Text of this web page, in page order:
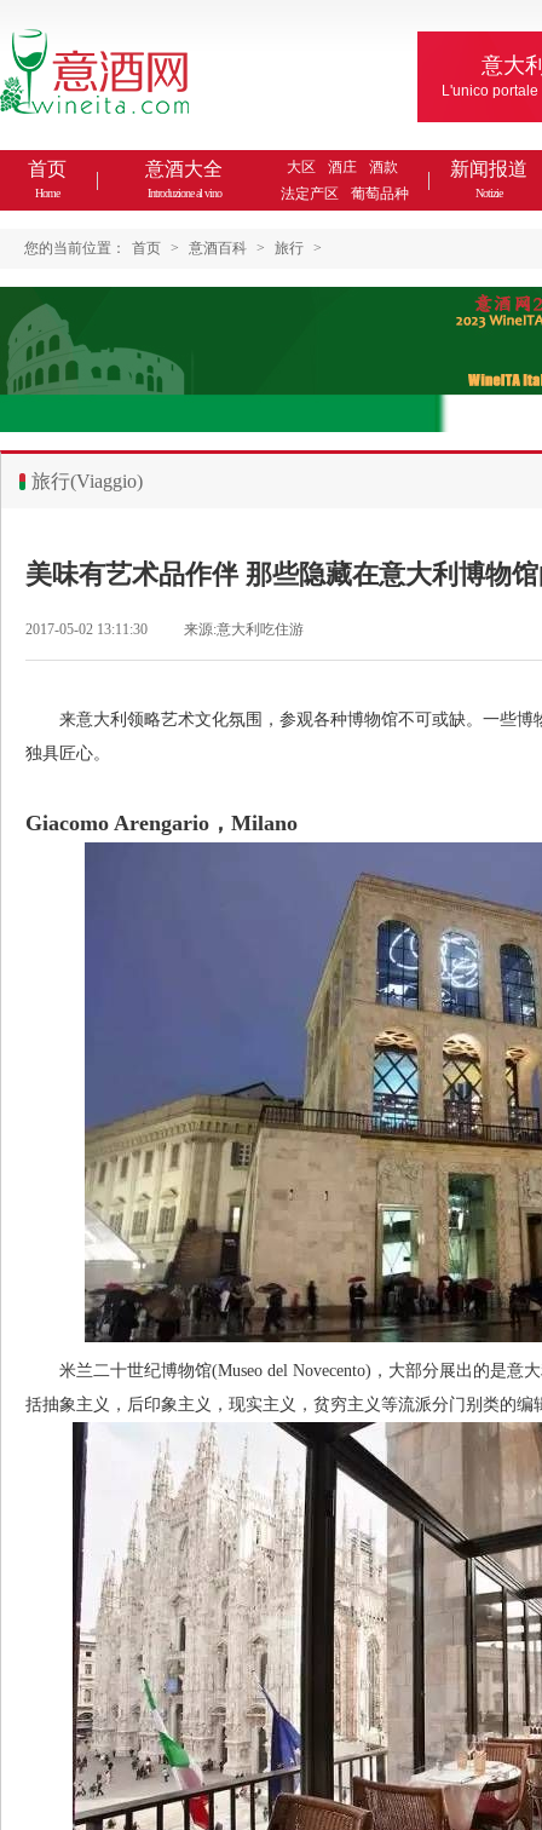
意大
L'unico
首页
Home
意酒大全
Introduzione al vino
大区 酒庄
酒款
法定产区
葡萄品种
新闻报道
Notizie
您的当前位置： 首页 > 意酒百科 > 旅行 >
旅行(Viaggio)
美味有艺术品作伴 那些隐藏在意大利博物
2017-05-02 13:11:30 来源:意大利吃住游
来意大利领略艺术文化氛围，参观各种博物馆不可或缺。一些博
独具匠心。
Giacomo Arengario，Milano
米兰二十世纪博物馆(Museo del Novecento)，大部分展出的是意
括抽象主义，后印象主义，现实主义，贫穷主义等流派分门别类的编